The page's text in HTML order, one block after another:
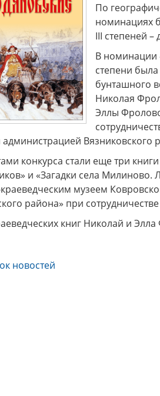
генералов»
в эпоху
Музей
приглашает на
музейно-
программу
Древнего
По
номинациях
III степеней
В номинации
степени
бунташного
Николая
Эллы
Вязниковского
конкурса стали еще три
и «Загадки села
музеем
района» при
книг Николай и
новостей